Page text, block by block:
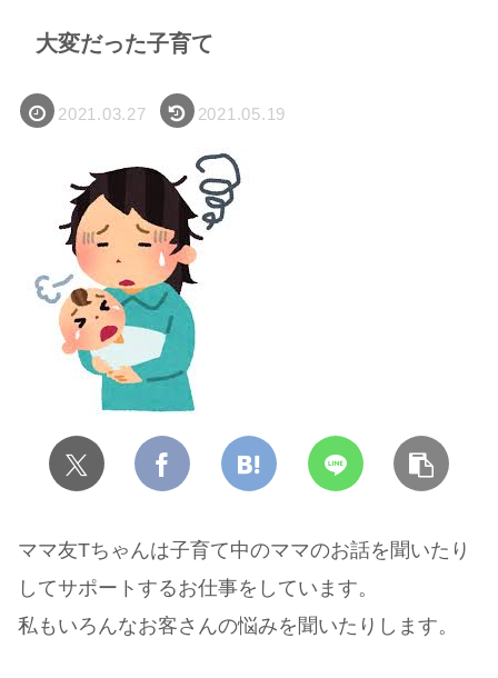
大変だった子育て
2021.03.27 2021.05.19
ママ友Tちゃんは子育て中のママのお話を聞いたり
してサポートするお仕事をしています。
私もいろんなお客さんの悩みを聞いたりします。